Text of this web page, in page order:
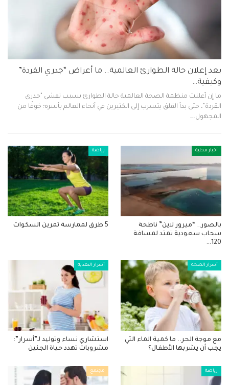
بعد إعلان حالة الطوارئ العالمية.. ما أعراض “جدري القردة”
وكيفية…
ما إن أعلنت منظمة الصحة العالمية حالة الطوارئ بسبب تفشي "جدري
القردة"، حتى بدأ القلق يتسرب إلى الكثيرين في أنحاء العالم بأسره؛ خوفًا من
المجهول،…
أخبار محلية
بالصور.. “ميرور لاين” ناطحة
سحاب سعودية تمتد لمسافة
120…
رياضة
5 طرق لممارسة تمرين السكوات
أسرار الصحة
مع موجة الحر.. ما كمية الماء التي
يجب أن يشربها الأطفال؟
أسرار التغذية
استشاري نساء وتوليد لـ”أسرار”:
مشروبات تهدد حياة الجنين
رياضة مجتمع